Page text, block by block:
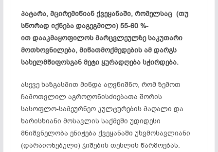
პატარა, მცირემიწიან ქვეყანაში, რომელსაც (თუ
სწორად იქნება დაგეგმილი) 55-60 %-
ით დააკმაყოფილოს მარცვლეულზე საკუთარი
მოთხოვნილება, მიწათმოქმედების ამ დარგს
სახელმწიფოსგან მეტი ყურადღება სჭირდება.
ასევე ხაზგასმით მინდა აღვნიშნო, რომ ზემოთ
ჩამოთვლილ აგროღონისძიებათა შორის
სასოფლო-სამეურნეო კულტურების მაღალი და
ხარისხიანი მოსავლის საქმეში უდიდესი
მნიშვნელობა ენიჭება ქვეყანაში უხვმოსავლიანი
(დარაიონებული) ჯიშების თესლის წარმოებას.